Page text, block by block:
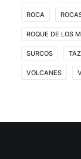
ROCA
ROQUE DE LOS
SURCOS
VOLCANES